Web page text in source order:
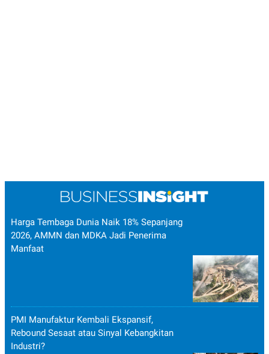
Harga Tembaga Dunia Naik 18% Sepanjang
2026, AMMN dan MDKA Jadi Penerima
Manfaat
PMI Manufaktur Kembali Ekspansif,
Rebound Sesaat atau Sinyal Kebangkitan
Industri?